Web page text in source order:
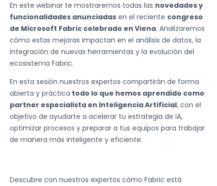
En este webinar te mostraremos todas las novedades y
funcionalidades anunciadas en el reciente congreso
de Microsoft Fabric celebrado en Viena. Analizaremos
cómo estas mejoras impactan en el análisis de datos, la
integración de nuevas herramientas y la evolución del
ecosistema Fabric.
En esta sesión nuestros expertos compartirán de forma
abierta y práctica todo lo que hemos aprendido como
partner especialista en Inteligencia Artificial, con el
objetivo de ayudarte a acelerar tu estrategia de IA,
optimizar procesos y preparar a tus equipos para trabajar
de manera más inteligente y eficiente.
Descubre con nuestros expertos cómo Fabric está